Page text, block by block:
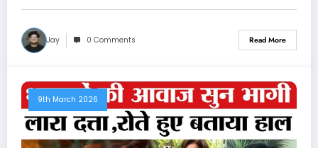
Jay 0 Comments Read More
9th March 2026